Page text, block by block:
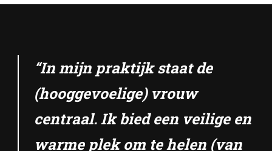
“In mijn praktijk staat de
(hooggevoelige) vrouw
centraal. Ik bied een veilige en
warme plek om te helen (van